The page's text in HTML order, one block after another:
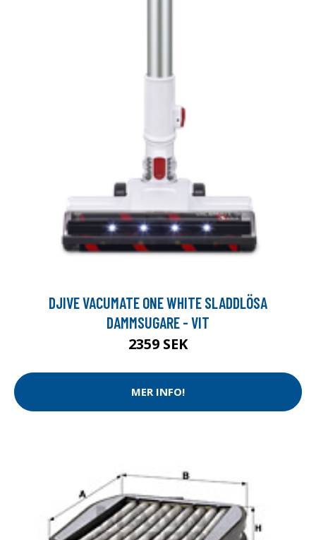
DJIVE VACUMATE ONE WHITE SLADDLÖSA
DAMMSUGARE - VIT
2359 SEK
MER INFO!